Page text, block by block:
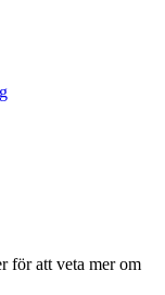
för att veta mer om